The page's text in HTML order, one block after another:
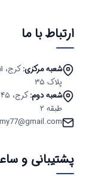
ارتباط با ما
شعبه مرکزی:
پلاک ۳۵
شعبه دوم:
طبقه ۲
پشتیبانی و